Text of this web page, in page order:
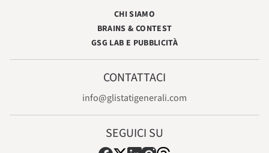
CHI SIAMO
BRAINS & CONTEST
GSG LAB E PUBBLICITÀ
CONTATTACI
info@glistatigenerali.com
SEGUICI SU